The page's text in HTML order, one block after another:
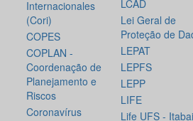
Internacionales
(Cori)
COPES
COPLAN -
Coordenação de
Planejamento e
Riscos
Coronavírus
LCAD
Lei Geral de
Proteção de
LEPAT
LEPFS
LEPP
LIFE
Life UFS -